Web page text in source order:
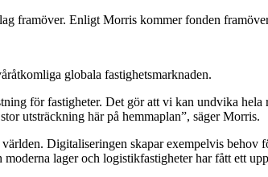
framöver. Enligt Morris kommer fonden
globala fastighetsmarknaden.
för fastigheter. Det gör att vi kan undvika
utsträckning här på hemmaplan”, säger Morris.
Digitaliseringen skapar exempelvis
lager och logistikfastigheter har fått ett